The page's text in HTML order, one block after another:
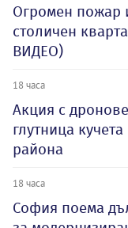
Огромен пожар
столичен
ВИДЕО)
18 часа
Акция с
глутница
района
18 часа
София поема